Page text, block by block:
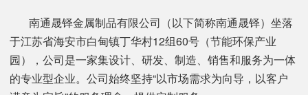
南通晟铎金属制品有限公司（以下简称南通晟铎）坐落
于江苏省海安市白甸镇丁华村12组60号（节能环保产业
园），公司是一家集设计、研发、制造、销售和服务为一体
的专业型企业。公司始终坚持“以市场需求为向导，以客户